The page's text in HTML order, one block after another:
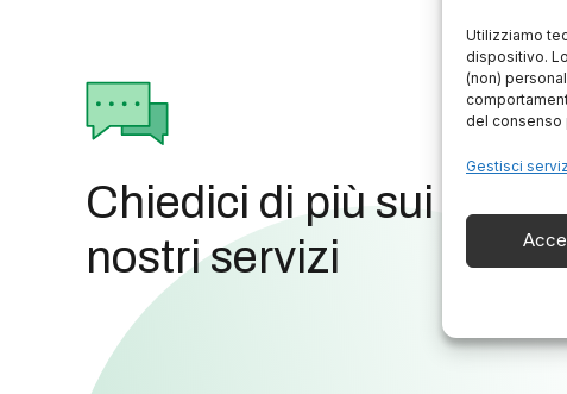
Utilizziamo
dispositivo.
(non)
del consenso
Gestisci
Chiedici di più sui
nostri servizi